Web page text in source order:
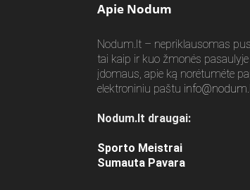
Apie Nodum
Nodum.lt – nepriklausomas
tai kaip ir kuo žmonės
įdomaus, apie ką norėtumėte
elektroniniu paštu
Nodum.lt draugai:
Sporto Meistrai
Sumauta Pavara